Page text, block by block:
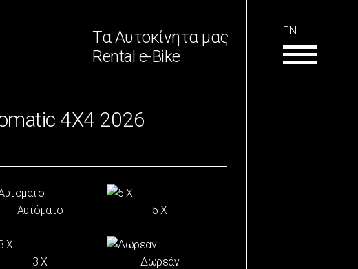
Τα Αυτοκίνητα μας
Rental e-Bike
4Χ4 2026
Αυτόματο 5 Χ
3 Χ Δωρεάν
EN